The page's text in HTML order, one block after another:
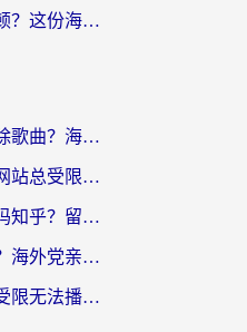
国外玩荒野乱斗总卡顿？这份海外党专属的国服游戏加速攻略请收好
酷狗权限受限无法删除歌曲？海外党听国内音乐的终极解决方案来了
海外看国内电视剧的网站总受限？教你选对回国加速器，轻松追热剧
海外可以看搜狐视频吗知乎？留学生亲测有效的回国加速器选择指南
国外怎么用酷我音乐？海外党亲测有效的回国加速方案，附千千音乐中文歌收听指南
爱奇艺当前地区版权受限无法播放？海外党追剧看电影的终极解决方案来了